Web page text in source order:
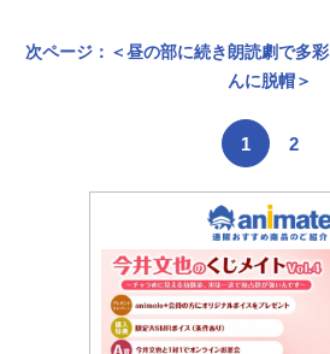
次ページ：＜昼の部に続き朗読劇で多
んに脱帽＞
1 2